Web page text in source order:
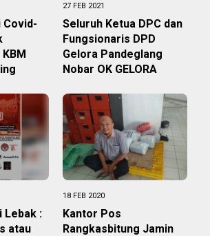
Covid-
27 FEB 2021
Seluruh Ketua DPC dan
Fungsionaris DPD
Gelora Pandeglang
Nobar OK GELORA
Lebak :
atau
18 FEB 2020
Kantor Pos
Rangkasbitung Jamin